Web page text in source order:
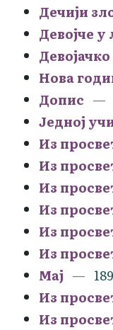
Дечији
Девојче у
Нова
Допис
Једној
Из
Из
Из
Из
Из
Из
Мај
Из
Из